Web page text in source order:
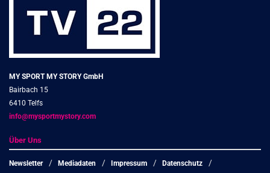
MY SPORT MY STORY GmbH
Bairbach 15
6410 Telfs
info@mysportmystory.com
Über Uns
Newsletter Mediadaten Impressum
Datenschutz